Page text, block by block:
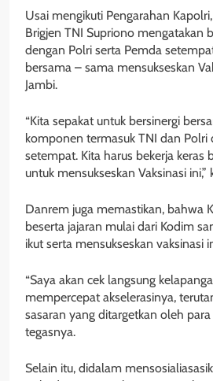
Usai mengikuti Pengarahan
Brigjen TNI Supriono mengatakan
dengan Polri serta Pemda
bersama – sama mensukseskan
Jambi.
“Kita sepakat untuk bersinergi
komponen termasuk TNI dan Polri
setempat. Kita harus bekerja keras
untuk mensukseskan Vaksinasi ini,”
Danrem juga memastikan, bahwa
beserta jajaran mulai dari Kodim
ikut serta mensukseskan vaksinasi
“Saya akan cek langsung
mempercepat akselerasinya,
sasaran yang ditargetkan oleh para
tegasnya.
Selain itu, didalam